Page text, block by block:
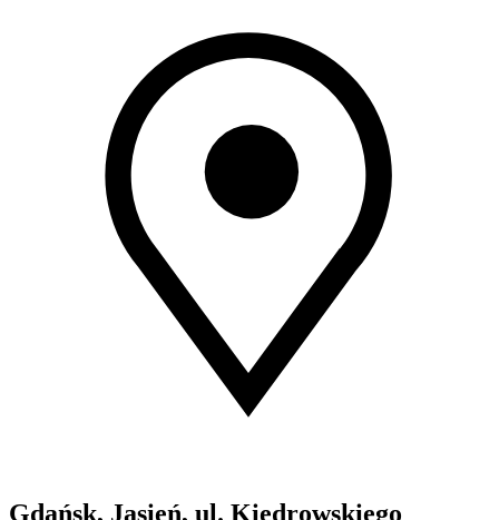
Gdańsk, Jasień, ul. Kiedrowskiego